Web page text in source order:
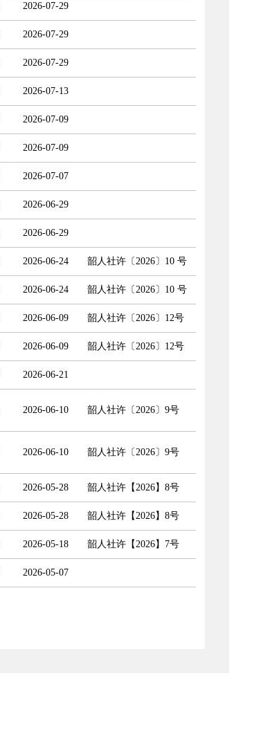
2026-07-29
2026-07-29
2026-07-29
2026-07-13
2026-07-09
2026-07-09
2026-07-07
2026-06-29
2026-06-29
2026-06-24 韶人社许〔2026〕10 号
2026-06-24 韶人社许〔2026〕10 号
2026-06-09 韶人社许〔2026〕12号
2026-06-09 韶人社许〔2026〕12号
2026-06-21
2026-06-10 韶人社许〔2026〕9号
2026-06-10 韶人社许〔2026〕9号
2026-05-28 韶人社许【2026】8号
2026-05-28 韶人社许【2026】8号
2026-05-18 韶人社许【2026】7号
2026-05-07